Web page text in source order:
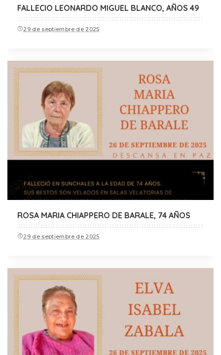
FALLECIO LEONARDO MIGUEL BLANCO, AÑOS 49
29 de septiembre de 2025
ROSA MARIA CHIAPPERO DE BARALE, 74 AÑOS
29 de septiembre de 2025